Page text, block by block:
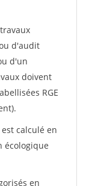
d'audit
d'un
doivent
RGE
calculé en
écologique
en